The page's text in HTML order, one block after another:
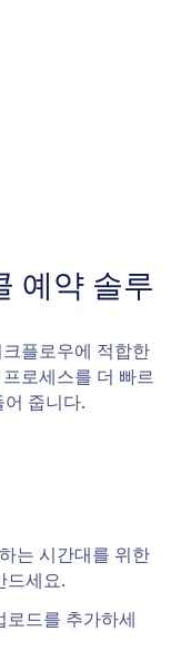
예약 솔루
플로우에 적합한
로세스를 더 빠르
줍니다.
는 시간대를 위한
드세요.
로드를 추가하세